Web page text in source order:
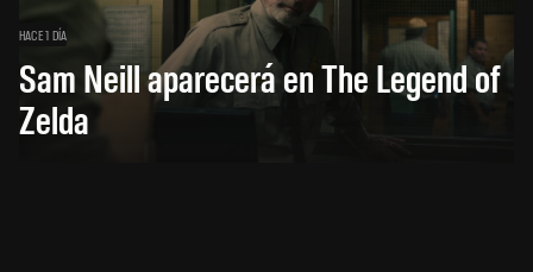
HACE 1 DÍA
Sam Neill aparecerá en The Legend of
Zelda